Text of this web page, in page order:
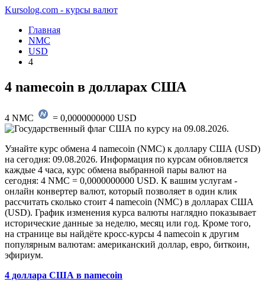
Kursolog.com - курсы валют
Главная
NMC
USD
4
4 namecoin в долларах США
4 NMC = 0,0000000000 USD
по курсу на 09.08.2026.
Узнайте курс обмена 4 namecoin (NMC) к доллару США (USD)
на сегодня: 09.08.2026. Информация по курсам обновляется
каждые 4 часа, курс обмена выбранной пары валют на
сегодня: 4 NMC = 0,0000000000 USD. К вашим услугам -
онлайн конвертер валют, который позволяет в один клик
рассчитать сколько стоит 4 namecoin (NMC) в долларах США
(USD). График изменения курса валюты наглядно показывает
исторические данные за неделю, месяц или год. Кроме того,
на странице вы найдёте кросс-курсы 4 namecoin к другим
популярным валютам: американский доллар, евро, биткоин,
эфириум.
4 доллара США в namecoin